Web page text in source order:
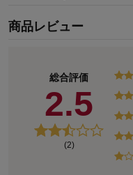
商品レビュー
総合評価
2.5
(2)